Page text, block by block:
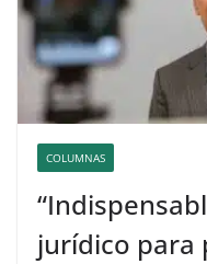
COLUMNAS
jurídico para